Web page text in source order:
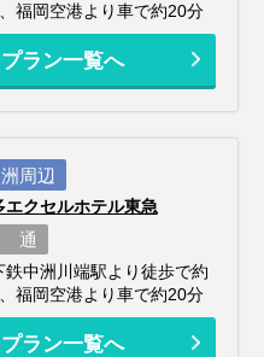
福岡空港より車で約20分
ラン一覧へ
周辺
エクセルホテル東急
通
鉄中洲川端駅より徒歩で約
福岡空港より車で約20分
ラン一覧へ